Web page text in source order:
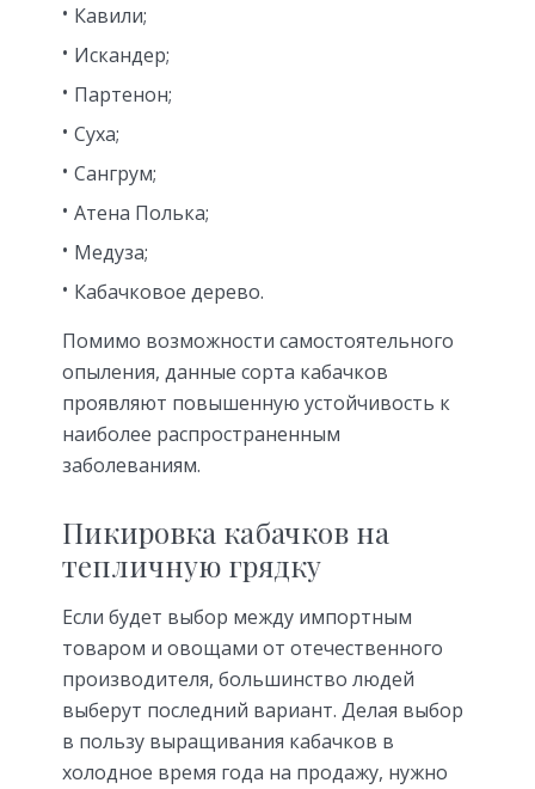
Кавили;
Искандер;
Партенон;
Суха;
Сангрум;
Атена Полька;
Медуза;
Кабачковое дерево.
Помимо возможности самостоятельного
опыления, данные сорта кабачков
проявляют повышенную устойчивость к
наиболее распространенным
заболеваниям.
Пикировка кабачков на
тепличную грядку
Если будет выбор между импортным
товаром и овощами от отечественного
производителя, большинство людей
выберут последний вариант. Делая выбор
в пользу выращивания кабачков в
холодное время года на продажу, нужно